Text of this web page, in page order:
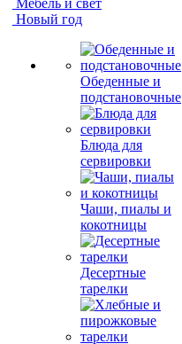
Мебель и свет
Новый год
Обеденные и
подстановочные
Блюда для
сервировки
Чаши, пиалы и
кокотницы
Десертные
тарелки